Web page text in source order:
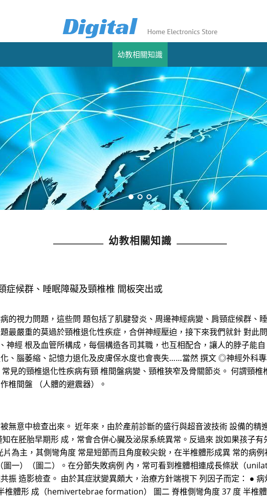
幼教相關知識
幼教相關知識
症候群、睡眠障礙及頸椎椎 間板突出或
的視力問題，這些問 題包括了肌腱發炎、周邊神經病變、肩頸症候群、
最嚴重的莫過於頸椎退化性疾症，合併神經壓迫，接下來我們就針 對此
神經 根及血管所構成，每個構造各司其職，也互相配合，讓人的脖子能
、腦萎縮、記憶力退化及皮膚保水度也會喪失……當然 撰文 ◎神經外科
見的頸椎退化性疾病有頸 椎間盤病變、頸椎狹窄及骨關節炎。 何謂頸
椎間盤 （人體的避震器）。
無意中檢查出來。 近年來，由於產前診斷的盛行與超音波技術 設備的精
在胚胎早期形 成，常會合併心臟及泌尿系統異常。反過來 說如果孩子
為主，其側彎角度 常是短節而且角度較尖銳，在半椎體形成異 常的病
一）（圖二）。在分節失敗病例 內，常可看到椎體相連成長條狀（
振 造影檢查。 由於其症狀變異頗大，治療方針端視下 列因子而定： ●
椎體形 成（hemivertebrae formation） 圖二 脊椎側彎角度 37 度 半椎